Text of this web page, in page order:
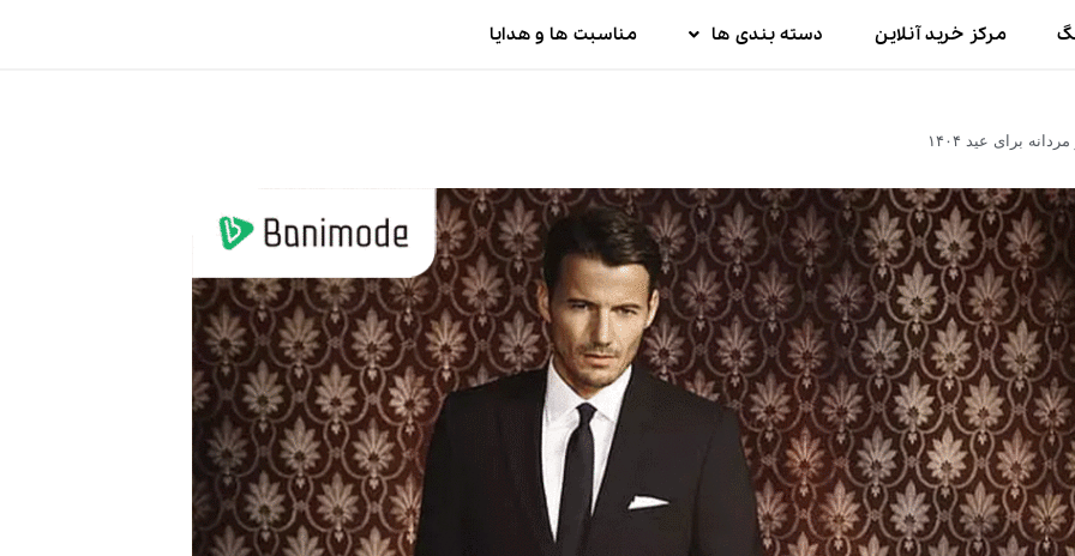
مرکز خرید آنلاین دسته بندی ها مناسبت ها و هدایا
برای عید ۱۴۰۴